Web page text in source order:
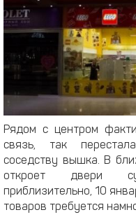
Рядом с центром
связь, так
соседству вышка. В
откроет двери
приблизительно, 10
товаров требуется